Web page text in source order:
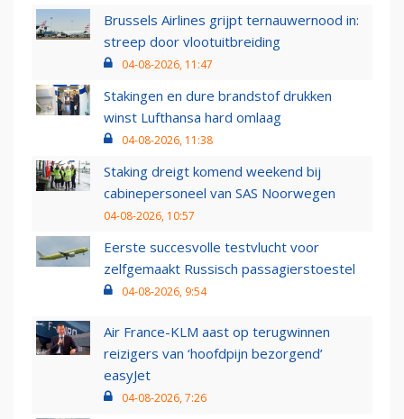
Brussels Airlines grijpt ternauwernood in:
streep door vlootuitbreiding
04-08-2026, 11:47
Stakingen en dure brandstof drukken
winst Lufthansa hard omlaag
04-08-2026, 11:38
Staking dreigt komend weekend bij
cabinepersoneel van SAS Noorwegen
04-08-2026, 10:57
Eerste succesvolle testvlucht voor
zelfgemaakt Russisch passagierstoestel
04-08-2026, 9:54
Air France-KLM aast op terugwinnen
reizigers van ‘hoofdpijn bezorgend’
easyJet
04-08-2026, 7:26